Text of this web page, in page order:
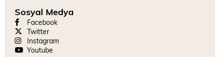
Sosyal Medya
Facebook
Twitter
Instagram
Youtube